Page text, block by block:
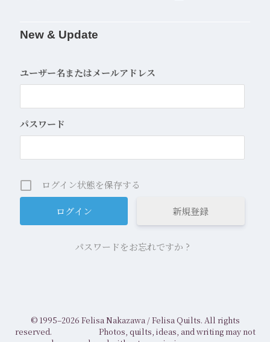
New & Update
ユーザー名またはメールアドレス
パスワード
ログイン状態を保存する
新規登録
パスワードをお忘れですか ?
© 1995–2026 Felisa Nakazawa /Felisa Quilts. All rights
reserved. Photos, quilts, ideas, and writing may not